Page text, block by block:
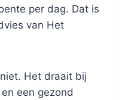
per dag. Dat is
van Het
Het draait bij
een gezond